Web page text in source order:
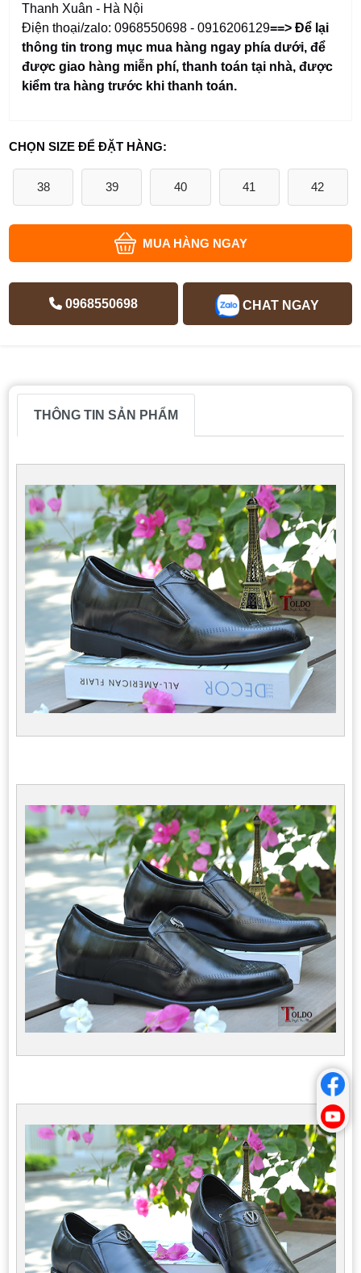
Thanh Xuân - Hà Nội
Điện thoại/zalo: 0968550698 - 0916206129==> Để lại
thông tin trong mục mua hàng ngay phía dưới,để
được giao hàng miễn phí, thanh toán tại nhà, được
kiểm tra hàng trước khi thanh toán.
CHỌN SIZE ĐỂ ĐẶT HÀNG:
38 39 40 41 42
MUA HÀNG NGAY
0968550698 CHAT NGAY
THÔNG TIN SẢN PHẨM